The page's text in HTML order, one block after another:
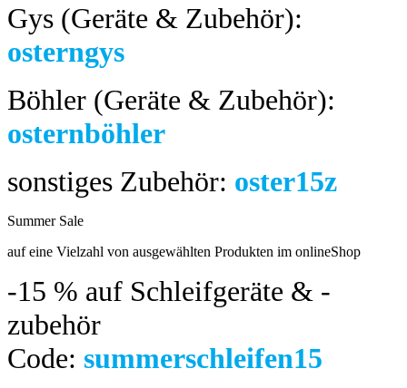
Gys (Geräte & Zubehör):
osterngys
Böhler (Geräte & Zubehör):
osternböhler
sonstiges Zubehör: oster15z
Summer Sale
auf eine Vielzahl von ausgewählten Produkten im onlineShop
-15 % auf Schleifgeräte & -
zubehör
Code: summerschleifen15